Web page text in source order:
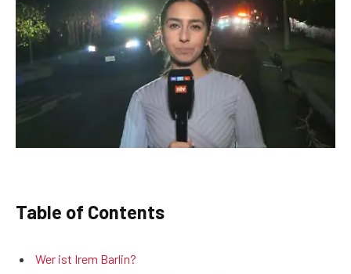
Table of Contents
Wer ist Irem Barlin?